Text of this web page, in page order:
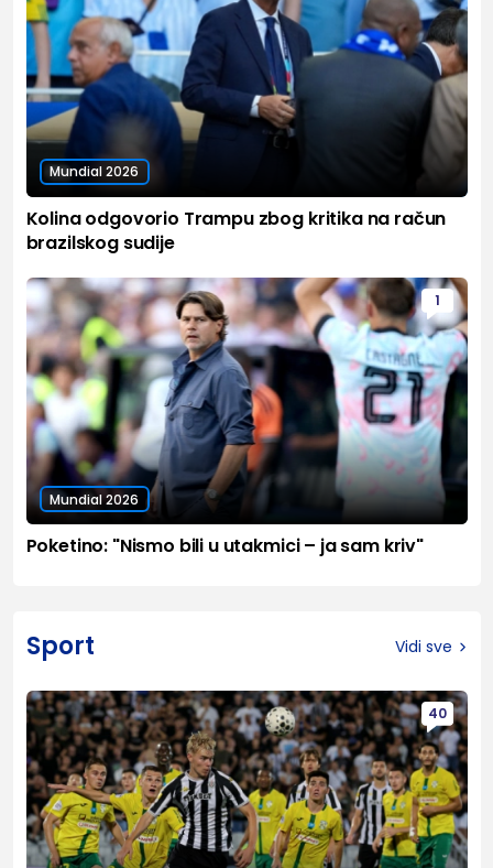
Mundial 2026
Kolina odgovorio Trampu zbog kritika na račun
brazilskog sudije
1
Mundial 2026
Poketino: "Nismo bili u utakmici – ja sam kriv"
Sport Vidi sve
40